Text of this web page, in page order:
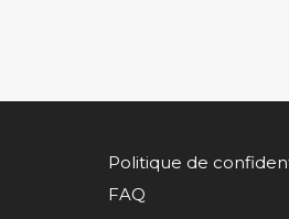
Politique de
FAQ